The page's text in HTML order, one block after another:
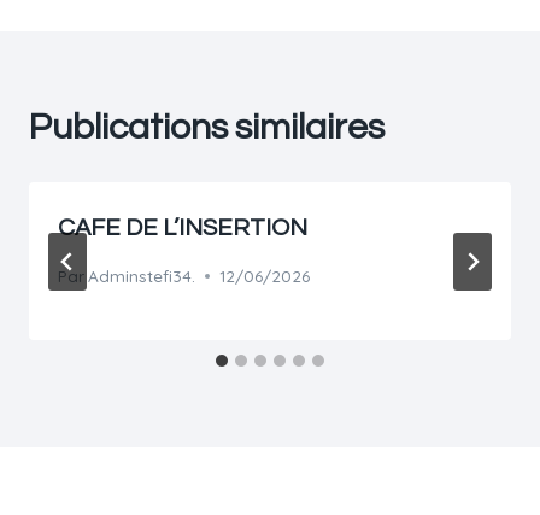
Publications similaires
CAFE DE L’INSERTION
ParAdminstefi34. 12/06/2026